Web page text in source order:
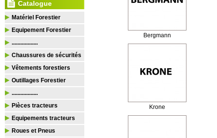
Catalogue
Matériel Forestier
Equipement Forestier
..................
Chaussures de sécurités
Vêtements forestiers
Outillages Forestier
..................
Pièces tracteurs
Equipements tracteurs
Roues et Pneus
Bergmann
Krone